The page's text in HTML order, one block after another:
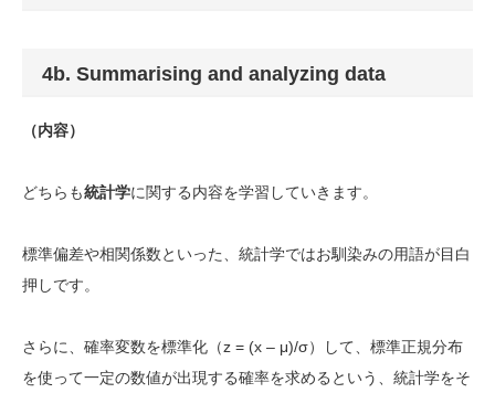
4b. Summarising and analyzing data
（内容）
どちらも統計学に関する内容を学習していきます。
標準偏差や相関係数といった、統計学ではお馴染みの用語が目白
押しです。
さらに、確率変数を標準化（z = (x – μ)/σ）して、標準正規分布
を使って一定の数値が出現する確率を求めるという、統計学をそ